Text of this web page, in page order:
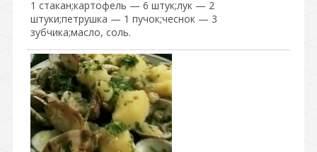
1 стакан;картофель — 6 штук;лук — 2
штуки;петрушка — 1 пучок;чеснок — 3
зубчика;масло, соль.